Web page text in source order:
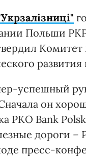
Польши PKP
развития
успешный
он
PKO Bank
дороги
пресс-